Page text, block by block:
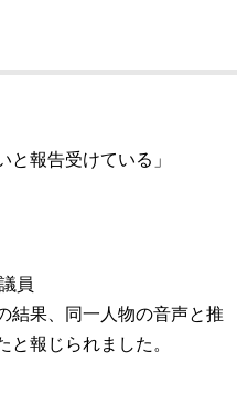
と報告受けている」
員
結果、同一人物の音声と推
と報じられました。